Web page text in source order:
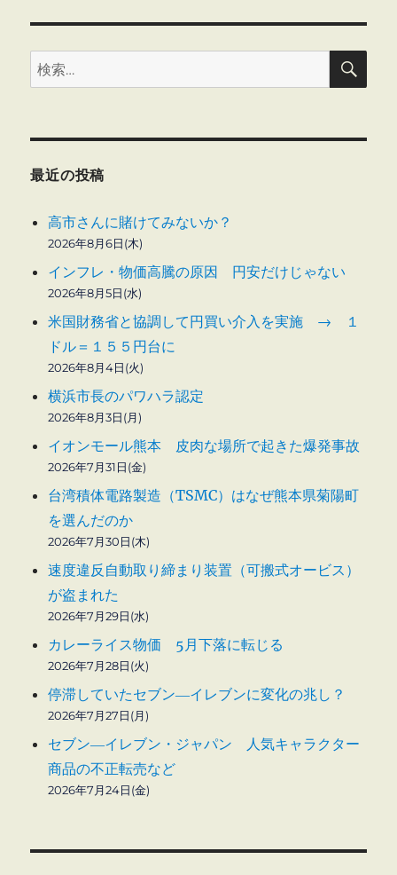
検
索:
検
最近の投稿
高市さんに賭けてみないか？
2026年8月6日(木)
インフレ・物価高騰の原因 円安だけじゃない
2026年8月5日(水)
米国財務省と協調して円買い介入を実施 → １
ドル＝１５５円台に
2026年8月4日(火)
横浜市長のパワハラ認定
2026年8月3日(月)
イオンモール熊本 皮肉な場所で起きた爆発事故
2026年7月31日(金)
台湾積体電路製造（TSMC）はなぜ熊本県菊陽町
を選んだのか
2026年7月30日(木)
速度違反自動取り締まり装置（可搬式オービス）
が盗まれた
2026年7月29日(水)
カレーライス物価 5月下落に転じる
2026年7月28日(火)
停滞していたセブン―イレブンに変化の兆し？
2026年7月27日(月)
セブン―イレブン・ジャパン 人気キャラクター
商品の不正転売など
2026年7月24日(金)